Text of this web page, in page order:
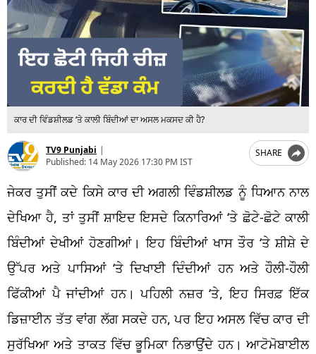
ਕਾਰ ਦੀ ਵਿੰਡਸ਼ੀਲਡ ‘ਤੇ ਕਾਲੀ ਬਿੰਦੀਆਂ ਦਾ ਅਸਲ ਮਕਸਦ ਕੀ ਹੈ?
TV9 Punjabi |
Published: 14 May 2026 17:30 PM IST
SHARE
ਜੇਕਰ ਤੁਸੀਂ ਕਦੇ ਕਿਸੇ ਕਾਰ ਦੀ ਅਗਲੀ ਵਿੰਡਸ਼ੀਲਡ ਨੂੰ ਧਿਆਨ ਨਾਲ
ਦੇਖਿਆ ਹੈ, ਤਾਂ ਤੁਸੀਂ ਸ਼ਾਇਦ ਇਸਦੇ ਕਿਨਾਰਿਆਂ ‘ਤੇ ਛੋਟੇ-ਛੋਟੇ ਕਾਲੀ
ਬਿੰਦੀਆਂ ਦੇਖੀਆਂ ਹੋਣਗੀਆਂ। ਇਹ ਬਿੰਦੀਆਂ ਖਾਸ ਤੌਰ ‘ਤੇ ਸ਼ੀਸ਼ੇ ਦੇ
ਉੱਪਰ ਅਤੇ ਪਾਸਿਆਂ ‘ਤੇ ਦਿਖਾਈ ਦਿੰਦੀਆਂ ਹਨ ਅਤੇ ਹੌਲੀ-ਹੌਲੀ
ਫਿੱਕੀਆਂ ਪੈ ਜਾਂਦੀਆਂ ਹਨ। ਪਹਿਲੀ ਨਜ਼ਰ ‘ਤੇ, ਇਹ ਸਿਰਫ਼ ਇੱਕ
ਡਿਜ਼ਾਈਨ ਤੱਤ ਵਾਂਗ ਲੱਗ ਸਕਦੇ ਹਨ, ਪਰ ਇਹ ਅਸਲ ਵਿੱਚ ਕਾਰ ਦੀ
ਸੁਰੱਖਿਆ ਅਤੇ ਤਾਕਤ ਵਿੱਚ ਭੂਮਿਕਾ ਨਿਭਾਉਂਦੇ ਹਨ। ਆਟੋਮੋਬਾਈਲ